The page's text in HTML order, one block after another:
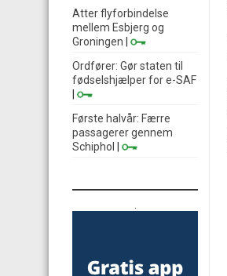
Atter flyforbindelse
mellem Esbjerg og
Groningen
Ordfører: Gør staten til
fødselshjælper for e-SAF
Første halvår: Færre
passagerer gennem
Schiphol